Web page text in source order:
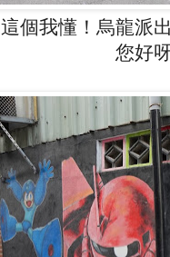
這個我懂！烏龍派
您好